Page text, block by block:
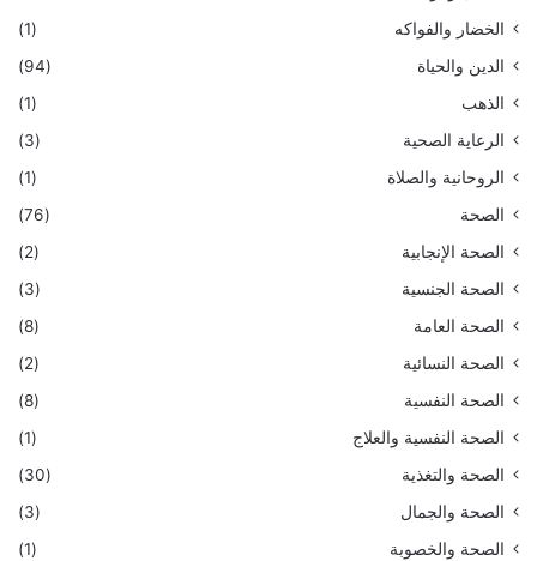
الخضار والفواكه
(1)
الدين والحياة
(94)
الذهب
(1)
الرعاية الصحية
(3)
الروحانية والصلاة
(1)
الصحة
(76)
الصحة الإنجابية
(2)
الصحة الجنسية
(3)
الصحة العامة
(8)
الصحة النسائية
(2)
الصحة النفسية
(8)
الصحة النفسية والعلاج
(1)
الصحة والتغذية
(30)
الصحة والجمال
(3)
الصحة والخصوبة
(1)